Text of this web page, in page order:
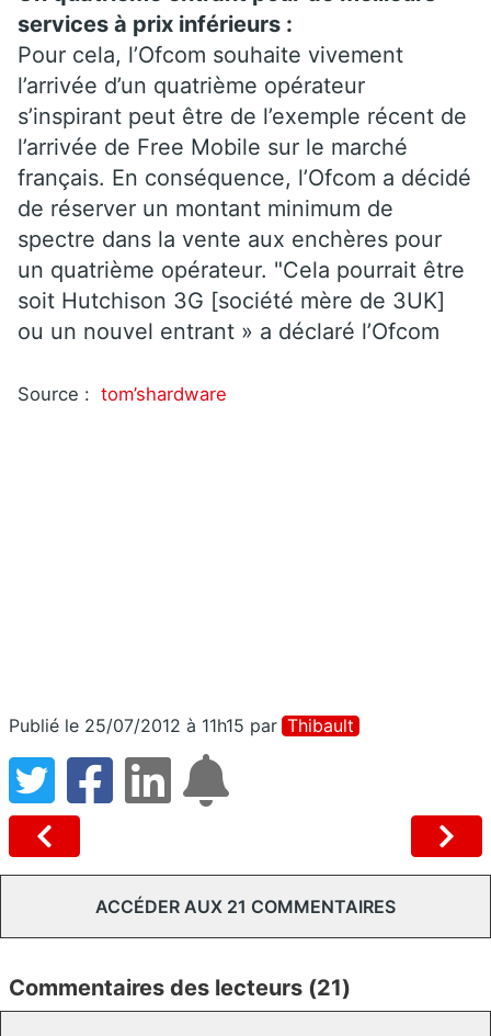
services à prix inférieurs :
Pour cela, l’Ofcom souhaite vivement
l’arrivée d’un quatrième opérateur
s’inspirant peut être de l’exemple récent de
l’arrivée de Free Mobile sur le marché
français. En conséquence, l’Ofcom a décidé
de réserver un montant minimum de
spectre dans la vente aux enchères pour
un quatrième opérateur. "Cela pourrait être
soit Hutchison 3G [société mère de 3UK]
ou un nouvel entrant » a déclaré l’Ofcom
Source : tom’shardware
Publié le 25/07/2012 à 11h15 par Thibault
ACCÉDER AUX 21 COMMENTAIRES
Commentaires des lecteurs (21)